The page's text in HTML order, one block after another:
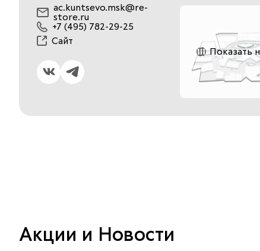
ac.kuntsevo.msk@re-
store.ru
+7 (495) 782-29-25
Сайт
Показать
Акции и Новости